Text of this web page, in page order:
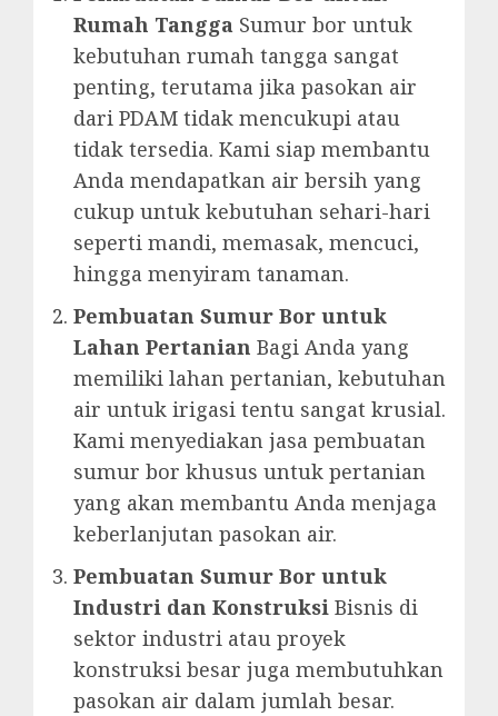
Rumah Tangga Sumur bor untuk
kebutuhan rumah tangga sangat
penting, terutama jika pasokan air
dari PDAM tidak mencukupi atau
tidak tersedia. Kami siap membantu
Anda mendapatkan air bersih yang
cukup untuk kebutuhan sehari-hari
seperti mandi, memasak, mencuci,
hingga menyiram tanaman.
Pembuatan Sumur Bor untuk
Lahan Pertanian Bagi Anda yang
memiliki lahan pertanian, kebutuhan
air untuk irigasi tentu sangat krusial.
Kami menyediakan jasa pembuatan
sumur bor khusus untuk pertanian
yang akan membantu Anda menjaga
keberlanjutan pasokan air.
Pembuatan Sumur Bor untuk
Industri dan Konstruksi Bisnis di
sektor industri atau proyek
konstruksi besar juga membutuhkan
pasokan air dalam jumlah besar.